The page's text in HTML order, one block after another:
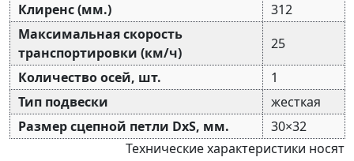
Клиренс (мм.)
312
Максимальная скорость
транспортировки (км/ч)
25
Количество осей, шт.
1
Тип подвески
жесткая
Размер сцепной петли DxS, мм.
30×32
Технические характеристики носят